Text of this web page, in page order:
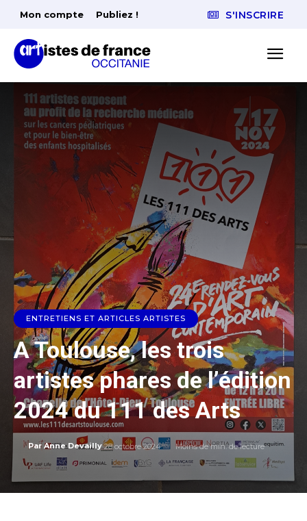
Mon compte Publiez ! S'INSCRIRE
ENTRETIENS ET ARTICLES ARTISTES
A Toulouse, les trois
artistes phares de l’édition
2024 du 111 des Arts
Par Anne Devailly 28 octobre 2024 Moins demin. de lecture